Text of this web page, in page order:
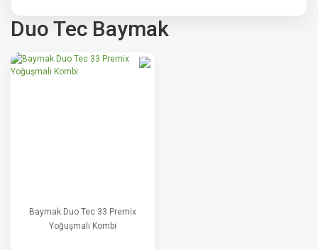
Duo Tec Baymak
Baymak Duo Tec 33 Premix
Yoğuşmalı Kombi